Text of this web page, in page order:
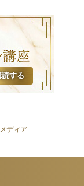
叶礼美の365日
メディア